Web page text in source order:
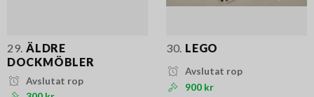
29. ÄLDRE
DOCKMÖBLER
Avslutat rop
30. LEGO
Avslutat rop
900 kr